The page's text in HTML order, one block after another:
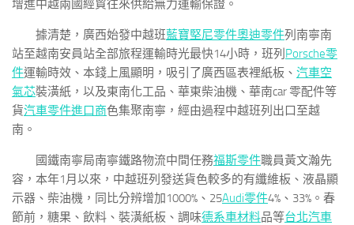
增進中越兩國經貿往來供給無力運輸保證。
據清楚，廣西始發中越班藍寶堅尼零件奧迪零件列南寧南
站至越南安員站全部旅程運輸時光最快14小時，班列 Porsche零
件運輸時效、本錢上風顯明，吸引了廣西區表裡紙板、 汽車空
氣芯裝潢紙，以及東南化工品、華東柴油機、華南car 零配件等
貨汽車零件進口商色集聚南寧，經由過程中越班列出口至越
南。
國鐵南寧局南寧鐵路物流中間任務福斯零件職員黃文瀚先
容，本年1月以來，中越班列發送貨色較多的有纖維板、液晶顯
示器、柴油機，同比分辨增加1000%、25Audi零件4%、33%。春
節前，糖果、飲料、裝潢紙板、調味德系車材料品等台北汽車